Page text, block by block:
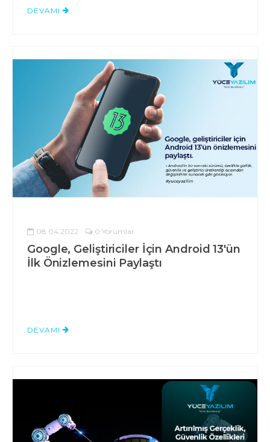
DEVAMI
08.04.2022 0 Yorumlar
Google, Geliştiriciler İçin Android 13'ün
İlk Önizlemesini Paylaştı
DEVAMI